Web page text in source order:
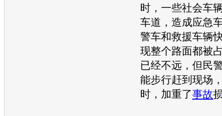
时，一些社会车
车道，造成应急
警车和救援车辆
现整个路面都被
已经不远，但民
能步行赶到现场
时，加重了事故